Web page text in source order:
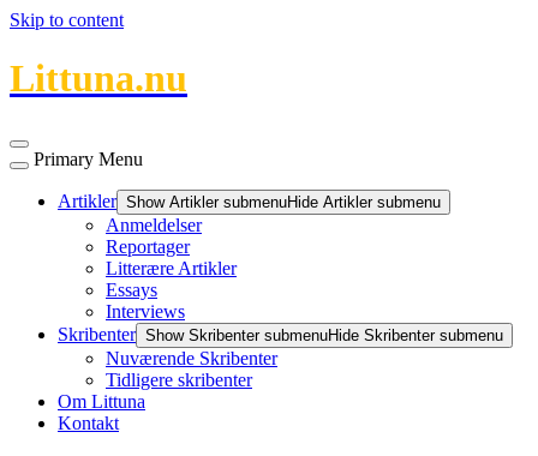
Skip to content
Littuna.nu
Primary Menu
Artikler Show Artikler submenuHide Artikler submenu
Anmeldelser
Reportager
Litterære Artikler
Essays
Interviews
Skribenter Show Skribenter submenuHide Skribenter submenu
Nuværende Skribenter
Tidligere skribenter
Om Littuna
Kontakt